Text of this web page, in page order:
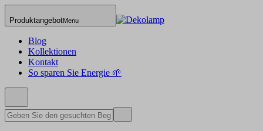
ProduktangebotMenu
Blog
Kollektionen
Kontakt
So sparen Sie Energie 🌱